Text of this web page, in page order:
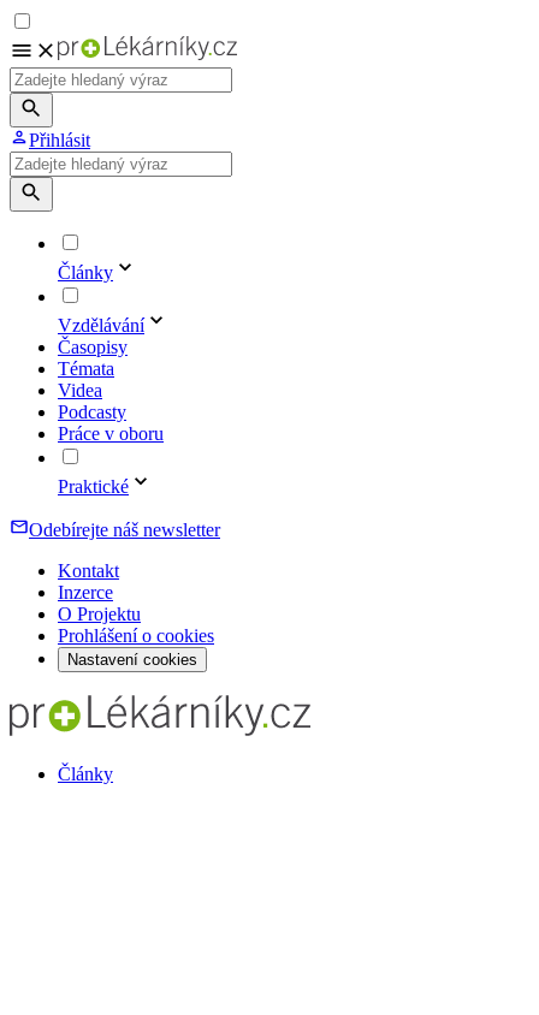
Přihlásit
Články
Vzdělávání
Časopisy
Témata
Videa
Podcasty
Práce v oboru
Praktické
Odebírejte náš newsletter
Kontakt
Inzerce
O Projektu
Prohlášení o cookies
Nastavení cookies
Články